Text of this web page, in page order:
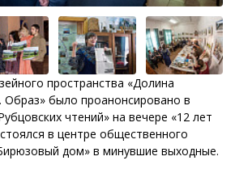
пространства «Долина
Образ» было проанонсировано в
чтений» на вечере «12 лет
в центре общественного
дом» в минувшие выходные.